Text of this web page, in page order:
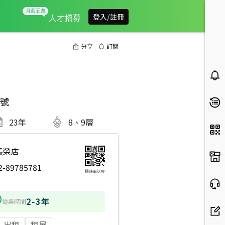
人才招募 登入/註冊
分享 訂閱
23年 8、9層
榮店
89785781
掃碼電話聊
從業時間2-3年